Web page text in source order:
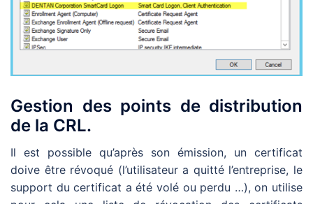
Gestion des points de distribution
de la CRL.
Il est possible qu’après son émission, un certificat
doive être révoqué (l’utilisateur a quitté l’entreprise, le
support du certificat a été volé ou perdu …), on utilise